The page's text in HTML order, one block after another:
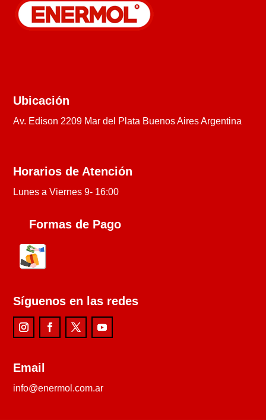
Ubicación
Av. Edison 2209 Mar del Plata Buenos Aires Argentina
Horarios de Atención
Lunes a Viernes 9- 16:00
Formas de Pago
Síguenos en las redes
Email
info@enermol.com.ar